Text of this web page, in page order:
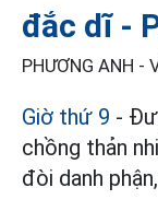
đắc dĩ -
PHƯƠNG ANH -
Giờ thứ 9 -
chồng thản
đòi danh